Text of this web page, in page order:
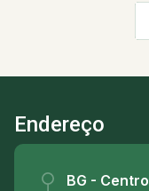
Endereço
BG - Centro